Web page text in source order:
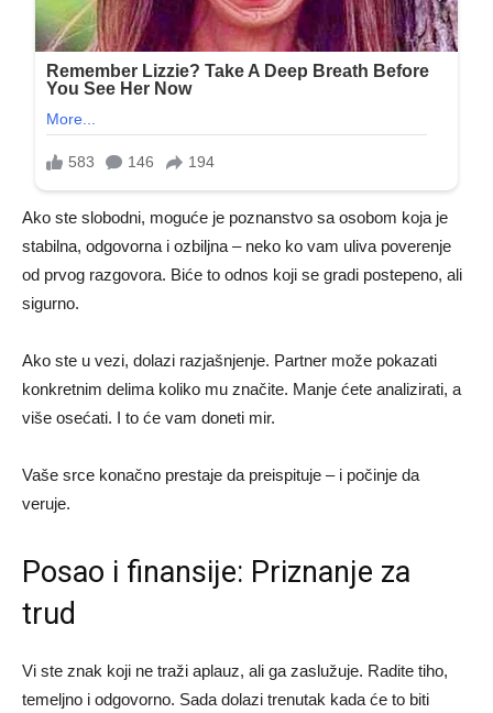
Ako ste slobodni, moguće je poznanstvo sa osobom koja je
stabilna, odgovorna i ozbiljna – neko ko vam uliva poverenje
od prvog razgovora. Biće to odnos koji se gradi postepeno, ali
sigurno.
Ako ste u vezi, dolazi razjašnjenje. Partner može pokazati
konkretnim delima koliko mu značite. Manje ćete analizirati, a
više osećati. I to će vam doneti mir.
Vaše srce konačno prestaje da preispituje – i počinje da
veruje.
Posao i finansije: Priznanje za
trud
Vi ste znak koji ne traži aplauz, ali ga zaslužuje. Radite tiho,
temeljno i odgovorno. Sada dolazi trenutak kada će to biti